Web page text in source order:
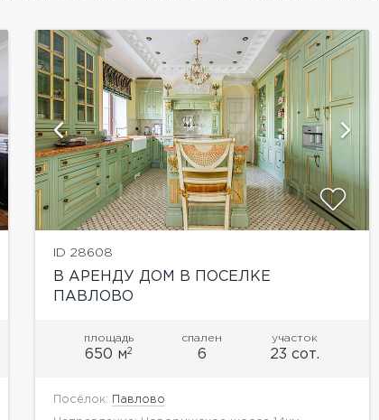
ID 28608
В АРЕНДУ ДОМ В ПОСЕЛКЕ
ПАВЛОВО
площадь
650 м2
спален
6
участок
23 сот.
Посёлок: Павлово
показать ещё 6 фотографий